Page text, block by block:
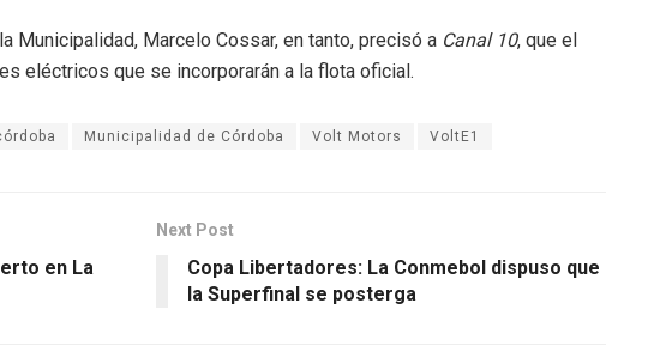
Municipalidad, Marcelo Cossar, en tanto, precisó a Canal 10, que el
eléctricos que se incorporarán a la flota oficial.
Municipalidad de Córdoba Volt Motors VoltE1
en La
Next Post
Copa Libertadores: La Conmebol dispuso que
la Superfinal se posterga